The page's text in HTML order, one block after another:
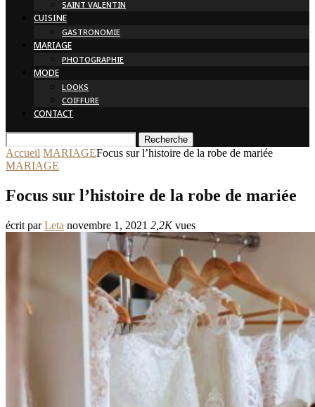
SAINT VALENTIN
CUISINE
GASTRONOMIE
MARIAGE
PHOTOGRAPHIE
MODE
LOOKS
COIFFURE
CONTACT
Recherche
Accueil MARIAGEFocus sur l’histoire de la robe de mariée
MARIAGE
Focus sur l’histoire de la robe de mariée
écrit parLeta novembre 1, 2021 2,2Kvues